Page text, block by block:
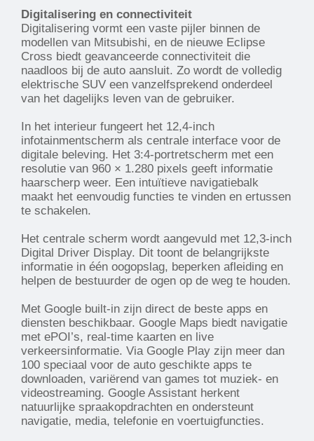
Digitalisering en connectiviteit
Digitalisering vormt een vaste pijler binnen de
modellen van Mitsubishi, en de nieuwe Eclipse
Cross biedt geavanceerde connectiviteit die
naadloos bij de auto aansluit. Zo wordt de volledig
elektrische SUV een vanzelfsprekend onderdeel
van het dagelijks leven van de gebruiker.
In het interieur fungeert het 12,4-inch
infotainmentscherm als centrale interface voor de
digitale beleving. Het 3:4-portretscherm met een
resolutie van 960 × 1.280 pixels geeft informatie
haarscherp weer. Een intuïtieve navigatiebalk
maakt het eenvoudig functies te vinden en ertussen
te schakelen.
Het centrale scherm wordt aangevuld met 12,3-inch
Digital Driver Display. Dit toont de belangrijkste
informatie in één oogopslag, beperken afleiding en
helpen de bestuurder de ogen op de weg te houden.
Met Google built-in zijn direct de beste apps en
diensten beschikbaar. Google Maps biedt navigatie
met ePOI’s, real-time kaarten en live
verkeersinformatie. Via Google Play zijn meer dan
100 speciaal voor de auto geschikte apps te
downloaden, variërend van games tot muziek- en
videostreaming. Google Assistant herkent
natuurlijke spraakopdrachten en ondersteunt
navigatie, media, telefonie en voertuigfuncties.